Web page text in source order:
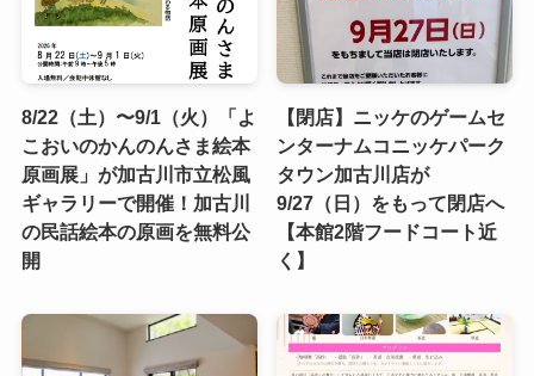
8/22（土）〜9/1（火）「よ
こおいのかんのんさま絵本
原画展」が加古川市立松風
ギャラリーで開催！加古川
の民話絵本の原画を無料公
開
【閉店】ニッケのゲームセ
ンターナムコニッケパーク
タウン加古川店が
9/27（日）をもって閉店へ
【本館2階フードコート近
く】